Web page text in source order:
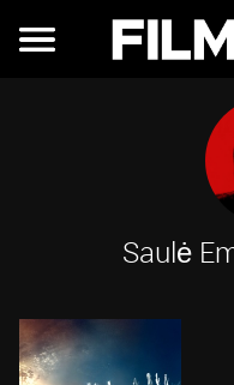
Saulė